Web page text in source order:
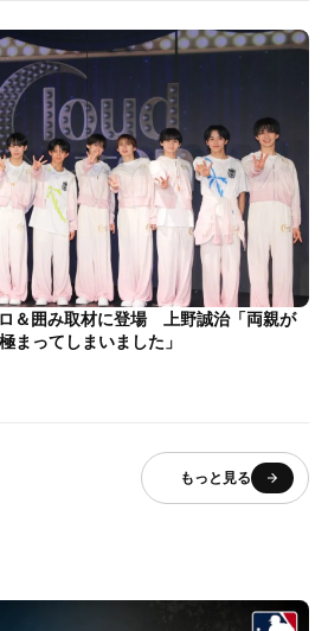
＆囲み取材に登場 上野誠治「両親が
まってしまいました」
もっと見る